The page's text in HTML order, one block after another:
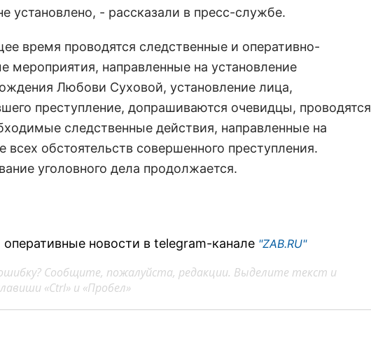
установлено, - рассказали в пресс-службе.
время проводятся следственные и оперативно-
мероприятия, направленные на установление
Любови Суховой, установление лица,
преступление, допрашиваются очевидцы, проводятся
следственные действия, направленные на
всех обстоятельств совершенного преступления.
уголовного дела продолжается.
новости в telegram-канале "ZAB.RU"
Сообщите, пожалуйста, редакции. Выделите текст и
«Ctrl» и «Пробел»